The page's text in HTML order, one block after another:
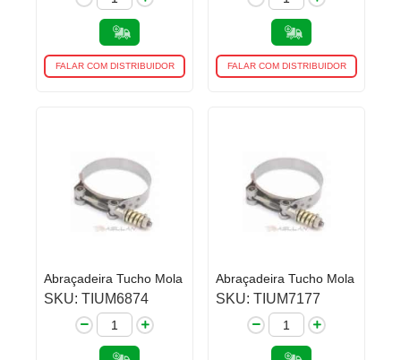
FALAR COM DISTRIBUIDOR FALAR COM DISTRIBUIDOR
Abraçadeira Tucho Mola
SKU: TIUM6874
Abraçadeira Tucho Mola
SKU: TIUM7177